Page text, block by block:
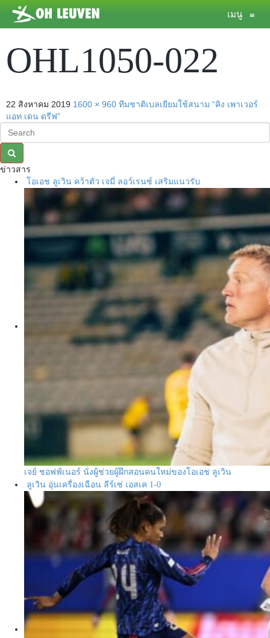
เมนู ≡
OHL1050-022
22 สิงหาคม 2019 1600 × 960 ทีมชาติเบลเยียมใช้สนาม “คิง เพาเวอร์
แอท เดน ดรีฟ”
ข่าวสาร
โอเอช ลูเวิน คว้าตัว เจมี่ ลอว์เรนซ์ เสริมแนวรับ
เจย์ ชอฟฟ์เนอร์ นั่งผู้ช่วยผู้ฝึกสอนคนใหม่ของโอเอช ลูเวิน
ลูเวิน อุ่นเครื่องเฉือน ลีร์เซ่ เอสเค 1-0